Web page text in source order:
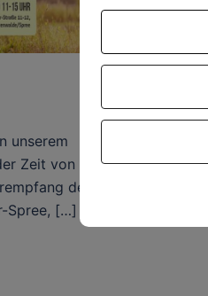
unserem
Zeit von
des
Spree, […]